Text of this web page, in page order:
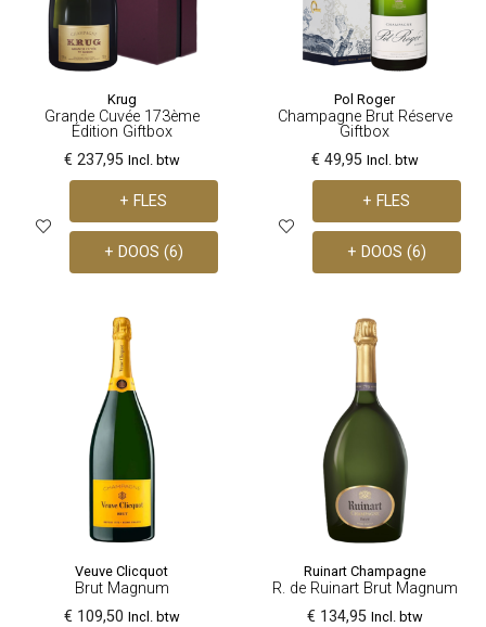
Krug
Grande Cuvée 173ème
Édition Giftbox
€ 237,95 Incl. btw
+ FLES
+ DOOS (6)
Pol Roger
Champagne Brut Réserve
Giftbox
€ 49,95 Incl. btw
+ FLES
+ DOOS (6)
Veuve Clicquot
Brut Magnum
€ 109,50 Incl. btw
Ruinart Champagne
R. de Ruinart Brut Magnum
€ 134,95 Incl. btw